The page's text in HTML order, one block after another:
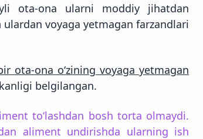
ota-ona ularni moddiy jihatdan
voyaga yetmagan farzandlari
ota-ona o‘zining voyaga yetmagan
belgilangan.
to‘lashdan bosh torta olmaydi.
aliment undirishda ularning ish